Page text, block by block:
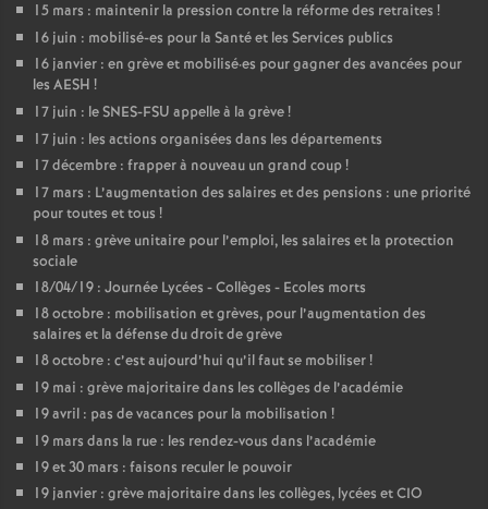
15 mars : maintenir la pression contre la réforme des retraites !
16 juin : mobilisé-es pour la Santé et les Services publics
16 janvier : en grève et mobilisé·es pour gagner des avancées pour
les AESH !
17 juin : le SNES-FSU appelle à la grève!
17 juin : les actions organisées dans les départements
17 décembre : frapper à nouveau un grand coup!
17 mars : L’augmentation des salaires et des pensions : une priorité
pour toutes et tous !
18 mars : grève unitaire pour l’emploi, les salaires et la protection
sociale
18/04/19 : Journée Lycées - Collèges - Ecoles morts
18 octobre : mobilisation et grèves, pour l’augmentation des
salaires et la défense du droit de grève
18 octobre : c’est aujourd’hui qu’il faut se mobiliser!
19 mai : grève majoritaire dans les collèges de l’académie
19 avril : pas de vacances pour la mobilisation !
19 mars dans la rue : les rendez-vous dans l’académie
19 et 30 mars : faisons reculer le pouvoir
19 janvier : grève majoritaire dans les collèges, lycées et CIO